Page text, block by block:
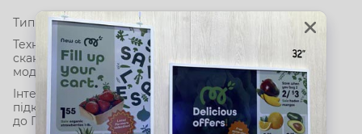
Тип сканеру
ручний-стільниковий
Технологія
скануючого
модуля
2D-іміджер
Інтерфейс
підключення
до ПК
USB